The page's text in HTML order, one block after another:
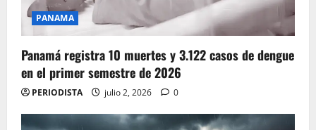
PANAMA
Panamá registra 10 muertes y 3.122 casos de dengue
en el primer semestre de 2026
PERIODISTA julio 2, 2026 0